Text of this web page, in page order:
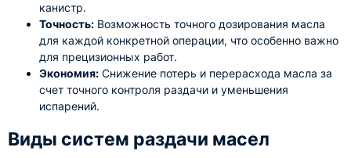
канистр.
Точность: Возможность точного дозирования масла
для каждой конкретной операции, что особенно важно
для прецизионных работ.
Экономия: Снижение потерь и перерасхода масла за
счет точного контроля раздачи и уменьшения
испарений.
Виды систем раздачи масел